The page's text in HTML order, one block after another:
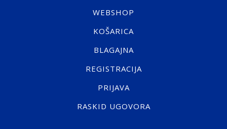
WEBSHOP
KOŠARICA
BLAGAJNA
REGISTRACIJA
PRIJAVA
RASKID UGOVORA